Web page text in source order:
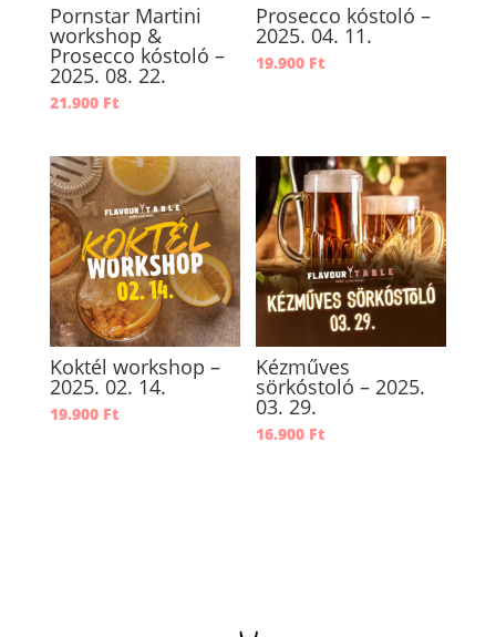
Pornstar Martini
workshop &
Prosecco kóstoló –
2025. 08. 22.
21.900 Ft
Prosecco kóstoló –
2025. 04. 11.
19.900 Ft
Koktél workshop –
2025. 02. 14.
19.900 Ft
Kézműves
sörkóstoló – 2025.
03. 29.
16.900 Ft